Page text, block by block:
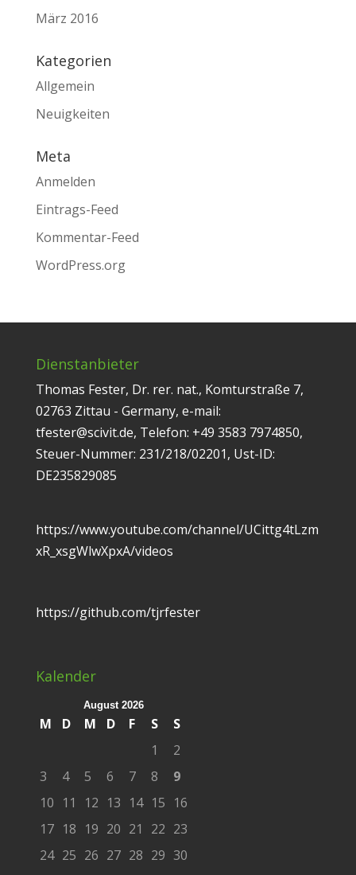
März 2016
Kategorien
Allgemein
Neuigkeiten
Meta
Anmelden
Eintrags-Feed
Kommentar-Feed
WordPress.org
Dienstanbieter
Thomas Fester, Dr. rer. nat., Komturstraße 7,
02763 Zittau - Germany, e-mail:
tfester@scivit.de, Telefon: +49 3583 7974850,
Steuer-Nummer: 231/218/02201, Ust-ID:
DE235829085
https://www.youtube.com/channel/UCittg4tLzm
xR_xsgWlwXpxA/videos
https://github.com/tjrfester
Kalender
August 2026
M D M D F S
S
1
2
3
4 5 6 7 8
9
10 11 12 13 14 15 16
17 18 19 20 21 22 23
24 25 26 27 28 29 30